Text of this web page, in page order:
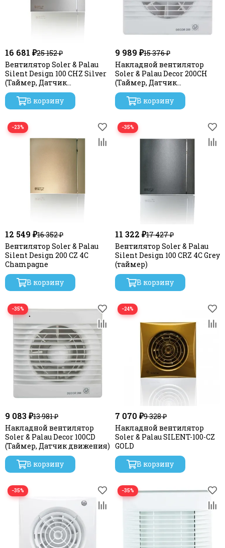
16 681 ₽25 152 ₽
Вентилятор Soler & Palau
Silent Design 100 CHZ Silver
(Таймер, Датчик
влажности)
В корзину
9 989 ₽15 376 ₽
Накладной вентилятор
Soler & Palau Decor 200CH
(Таймер, Датчик
влажности)
В корзину
−23%
12 549 ₽16 352 ₽
Вентилятор Soler & Palau
Silent Design 200 CZ 4C
Champagne
В корзину
−35%
11 322 ₽17 427 ₽
Вентилятор Soler & Palau
Silent Design 100 CRZ 4C Grey
(таймер)
В корзину
−35%
9 083 ₽13 981 ₽
Накладной вентилятор
Soler & Palau Decor 100CD
(Таймер, Датчик движения)
В корзину
−24%
7 070 ₽9 328 ₽
Накладной вентилятор
Soler & Palau SILENT-100-CZ
GOLD
В корзину
−35% −35%